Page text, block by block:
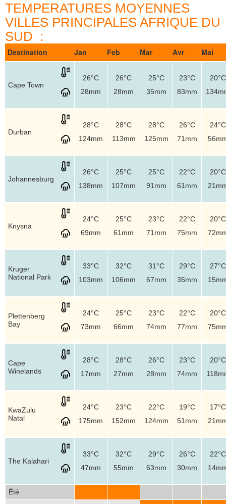
TEMPERATURES MOYENNES
VILLES PRINCIPALES AFRIQUE DU
SUD :
Destination Jan Feb Mar Avr Mai
Cape Town
26°C
28mm
26°C
28mm
25°C
35mm
23°C
83mm
20°C
Durban
28°C
124mm
28°C
113mm
28°C
125mm
26°C
71mm
24°C
Johannesburg
26°C
138mm
25°C
107mm
25°C
91mm
22°C
61mm
20°C
Knysna
24°C
69mm
25°C
61mm
23°C
71mm
22°C
75mm
20°C
Kruger
National Park
33°C
103mm
32°C
106mm
31°C
67mm
29°C
35mm
27°C
Plettenberg
Bay
24°C
73mm
25°C
66mm
23°C
74mm
22°C
77mm
20°C
Cape
Winelands
28°C
17mm
28°C
27mm
26°C
28mm
23°C
74mm
20°C
KwaZulu
Natal
24°C
175mm
23°C
152mm
22°C
124mm
19°C
51mm
17°C
The Kalahari
33°C
47mm
32°C
55mm
29°C
63mm
26°C
30mm
22°C
Été